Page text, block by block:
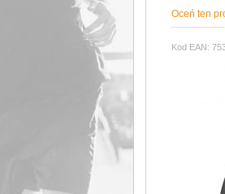
Oceń ten
Kod EAN: